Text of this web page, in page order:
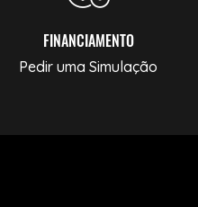
FINANCIAMENTO
Pedir uma Simulação